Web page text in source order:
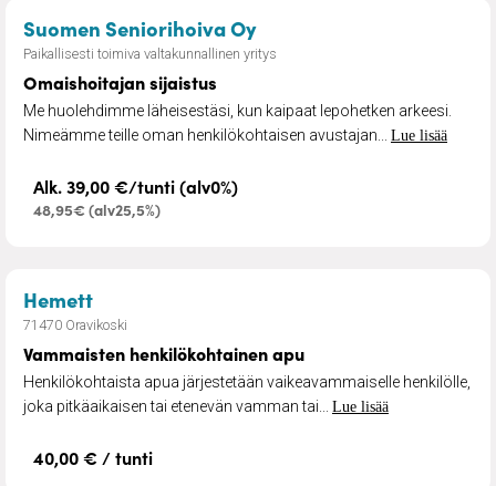
Suomen Seniorihoiva Oy– Omaishoitajan sijaistus
Paikallisesti toimiva valtakunnallinen yritys
Omaishoitajan sijaistus
Me huolehdimme läheisestäsi, kun kaipaat lepohetken arkeesi.
Nimeämme teille oman henkilökohtaisen avustajan... Lue lisää
Alk. 39,00 €/tunti (alv0%)
48,95€ (alv25,5%)
Hemett– Vammaisten henkilökohtainen apu
71470 Oravikoski
Vammaisten henkilökohtainen apu
Henkilökohtaista apua järjestetään vaikeavammaiselle henkilölle,
joka pitkäaikaisen tai etenevän vamman tai... Lue lisää
40,00 € / tunti